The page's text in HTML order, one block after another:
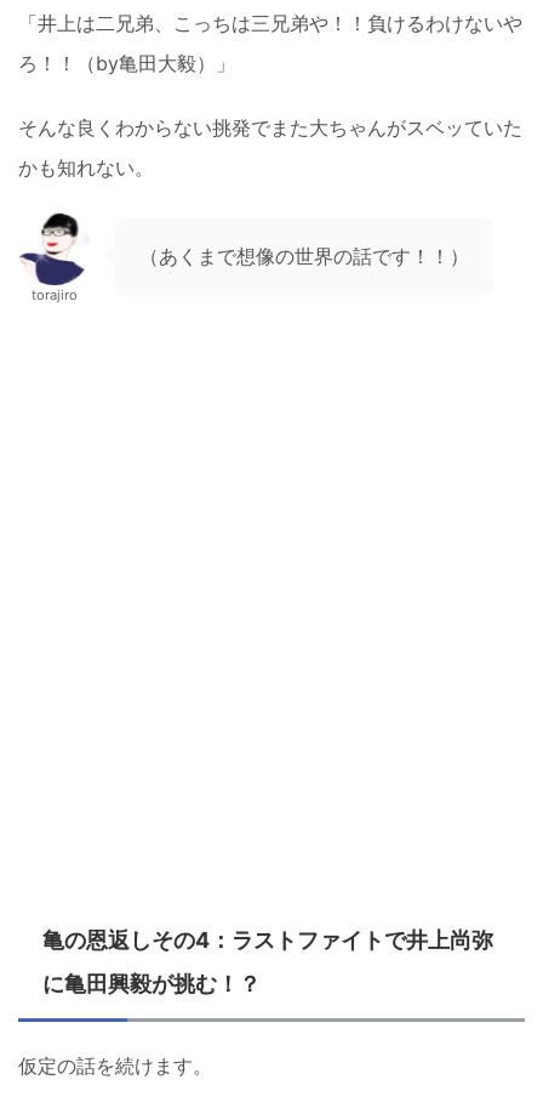
「井上は二兄弟、こっちは三兄弟や！！負けるわけないや
ろ！！（by亀田大毅）」
そんな良くわからない挑発でまた大ちゃんがスベッていた
かも知れない。
torajiro
（あくまで想像の世界の話です！！）
亀の恩返しその4：ラストファイトで井上尚弥
に亀田興毅が挑む！？
仮定の話を続けます。